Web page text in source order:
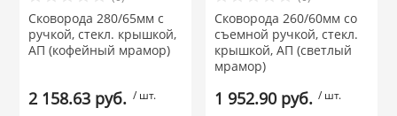
Сковорода 280/65мм с
ручкой, стекл. крышкой,
АП (кофейный мрамор)
2 158.63 руб. / шт.
Сковорода 260/60мм со
съемной ручкой, стекл.
крышкой, АП (светлый
мрамор)
1 952.90 руб. / шт.